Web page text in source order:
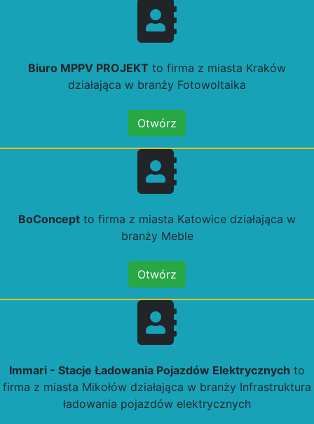
Biuro MPPV PROJEKT to firma z miasta Kraków
działająca w branży Fotowoltaika
Otwórz
BoConcept to firma z miasta Katowice działająca w
branży Meble
Otwórz
Immari - Stacje Ładowania Pojazdów Elektrycznych to
firma z miasta Mikołów działająca w branży Infrastruktura
ładowania pojazdów elektrycznych